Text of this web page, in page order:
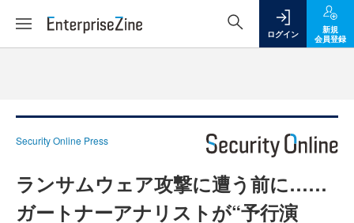
ログイン
新規
会員登録
Security Online Press
ランサムウェア攻撃に遭う前に……
ガートナーアナリストが“予行演